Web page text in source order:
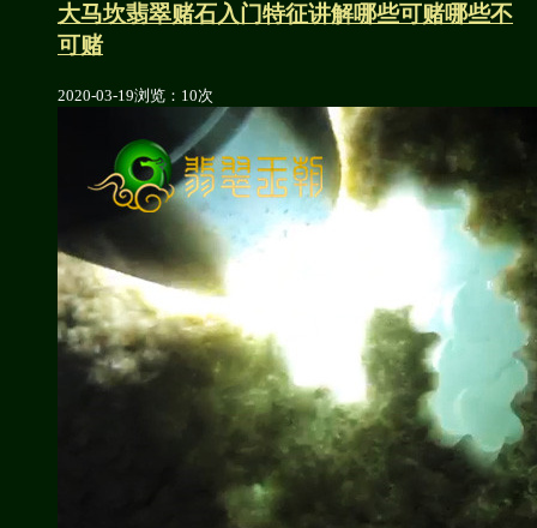
大马坎翡翠赌石入门特征讲解哪些可赌哪些不
可赌
2020-03-19浏览：10次